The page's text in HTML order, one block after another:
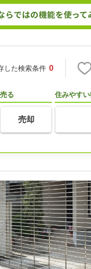
した検索条件 0
売る
売却
住みやす